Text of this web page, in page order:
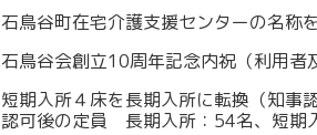
石鳥谷町在宅介護支援センターの名称
石鳥谷会創立10周年記念内祝（利用者
短期入所４床を長期入所に転換（知事認
認可後の定員 長期入所：54名、短期